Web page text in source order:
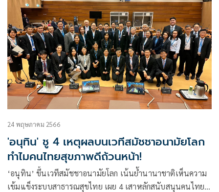
24 พฤษภาคม 2566
'อนุทิน' ชู 4 เหตุผลบนเวทีสมัชชาอนามัยโลก
ทำไมคนไทยสุขภาพดีถ้วนหน้า!
‘อนุทิน’ ขึ้นเวทีสมัชชาอนามัยโลก เน้นย้ำนานาชาติเห็นความ
เข้มแข็งระบบสาธารณสุขไทย เผย 4 เสาหลักสนับสนุนคนไทย